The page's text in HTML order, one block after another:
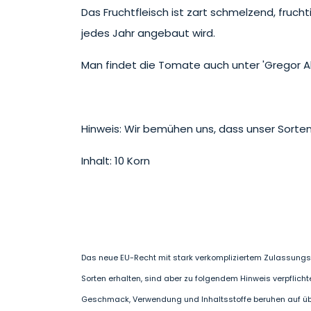
Das Fruchtfleisch ist zart schmelzend,
jedes Jahr angebaut wird.
Man findet die Tomate auch unter 'Gregor
Hinweis: Wir bemühen uns, dass unser
Inhalt: 10 Korn
Das neue EU-Recht mit stark verkompliziertem
Sorten erhalten, sind aber zu folgendem Hinweis
Geschmack, Verwendung und Inhaltsstoffe beruhen auf